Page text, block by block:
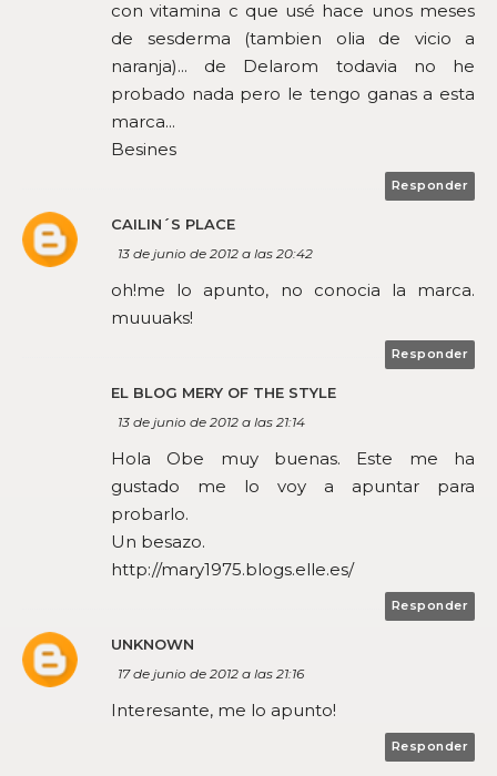
con vitamina c que usé hace unos meses
de sesderma (tambien olia de vicio a
naranja)... de Delarom todavia no he
probado nada pero le tengo ganas a esta
marca...
Besines
Responder
CAILIN´S PLACE
13 de junio de 2012 a las 20:42
oh!me lo apunto, no conocia la marca.
muuuaks!
Responder
EL BLOG MERY OF THE STYLE
13 de junio de 2012 a las 21:14
Hola Obe muy buenas. Este me ha
gustado me lo voy a apuntar para
probarlo.
Un besazo.
http://mary1975.blogs.elle.es/
Responder
UNKNOWN
17 de junio de 2012 a las 21:16
Interesante, me lo apunto!
Responder